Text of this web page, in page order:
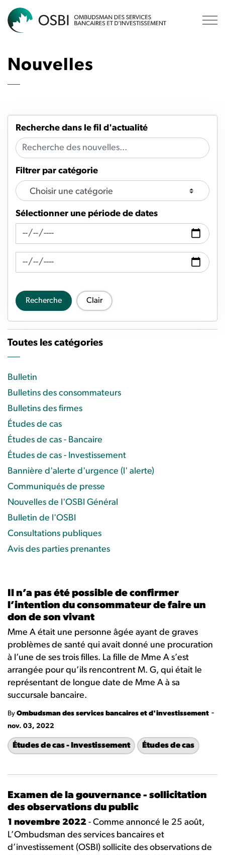
Nouvelles
Il n’a pas été possible de confirmer
l’intention du consommateur de faire un
don de son vivant
Mme A était une personne âgée ayant de graves
problèmes de santé qui avait donné une procuration
à l’une de ses trois filles. La fille de Mme A s’est
arrangée pour qu’ils rencontrent M. G, qui était le
représentant de longue date de Mme A à sa
succursale bancaire.
By Ombudsman des services bancaires et d'investissement -
nov. 03, 2022
Études de cas - Investissement Études de cas
Examen de la gouvernance - sollicitation
des observations du public
1 novembre 2022 - Comme annoncé le 25 août,
L’Ombudsman des services bancaires et
d’investissement (OSBI) sollicite des observations de
Recherche dans le fil d'actualité
Filtrer par catégorie
Sélectionner une période de dates
Recherche de fil d'actualité Date de
Recherche de flux d'actualités Date à
Recherche Clair
Toutes les catégories
Bulletin
Bulletins des consommateurs
Bulletins des firmes
Études de cas
Études de cas - Bancaire
Études de cas - Investissement
Bannière d'alerte d'urgence (l' alerte)
Communiqués de presse
Nouvelles de l'OSBI Général
Bulletin de l'OSBI
Consultations publiques
Avis des parties prenantes